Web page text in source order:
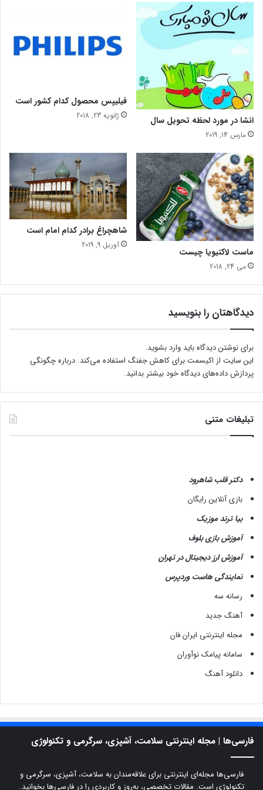
ز
م
ی
ب
س
ی
ا
ر
ی
ب
ا
و
خ
ا
د
ن
ی
انشا در مورد لحظه تحویل سال
مارس 14, 2019
فیلیپس محصول کدام کشور است
ژانویه 23, 2018
ماست لاکتیویا چیست
می 24, 2018
شاهچراغ برادر کدام امام است
آوریل 9, 2019
دیدگاهتان را بنویسید
برای نوشتن دیدگاه باید وارد بشوید.
این سایت از اکیسمت برای کاهش جفنگ استفاده می‌کند. درباره چگونگی
پردازش داده‌های دیدگاه خود بیشتر بدانید.
تبلیغات متنی
دکتر قلب شاهرود
بازی آنلاین رایگان
بیا ترند موزیک
آموزش بازی بلوف
آموزش ارز دیجیتال در تهران
نمایندگی هاست وردپرس
رسانه سه
آهنگ جدید
مجله اینترنتی ایران فان
سامانه پیامک نوآوران
دانلود آهنگ
فارسی‌ها | مجله اینترنتی سلامت، آشپزی، سرگرمی و تکنولوژی
فارسی‌ها مجله‌ای اینترنتی برای علاقه‌مندان به سلامت، آشپزی، سرگرمی و
تکنولوژی است. مقالات تخصصی، به‌روز و کاربردی را در فارسی‌ها بخوانید.